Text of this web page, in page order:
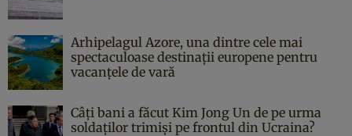
Arhipelagul Azore, una dintre cele mai
spectaculoase destinații europene pentru
vacanțele de vară
Câți bani a făcut Kim Jong Un de pe urma
soldaților trimiși pe frontul din Ucraina?